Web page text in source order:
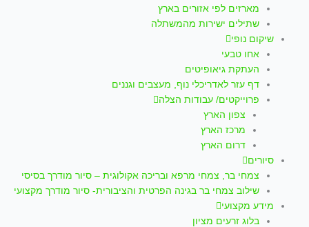
f
m
מארזים לפי אזורים בארץ
שתילים ישירות מהמשתלה
שיקום נופי
אחו טבעי
העתקת גיאופיטים
דף עזר לאדריכלי נוף, מעצבים וגננים
פרוייקטים/ עבודות הצלה
צפון הארץ
מרכז הארץ
דרום הארץ
סיורים
צמחי בר, צמחי מרפא ובריכה אקולוגית – סיור מודרך בסיסי
שילוב צמחי בר בגינה הפרטית והציבורית- סיור מודרך מקצועי
מידע מקצועי
בלוג זרעים מציון